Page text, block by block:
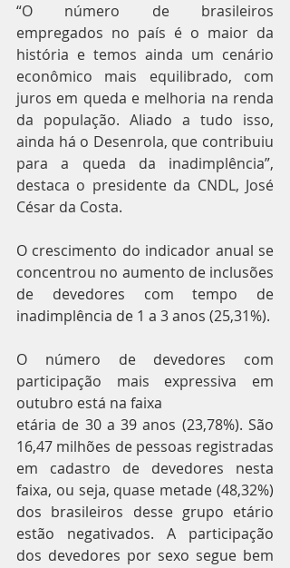
“O número de brasileiros
empregados no país é o maior da
história e temos ainda um cenário
econômico mais equilibrado, com
juros em queda e melhoria na renda
da população. Aliado a tudo isso,
ainda há o Desenrola, que contribuiu
para a queda da inadimplência”,
destaca o presidente da CNDL, José
César da Costa.
O crescimento do indicador anual se
concentrou no aumento de inclusões
de devedores com tempo de
inadimplência de 1 a 3 anos (25,31%).
O número de devedores com
participação mais expressiva em
outubro está na faixa
etária de 30 a 39 anos (23,78%). São
16,47 milhões de pessoas registradas
em cadastro de devedores nesta
faixa, ou seja, quase metade (48,32%)
dos brasileiros desse grupo etário
estão negativados. A participação
dos devedores por sexo segue bem